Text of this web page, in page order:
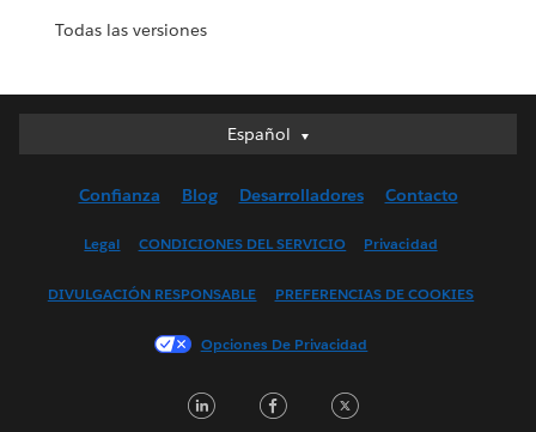
Todas las versiones
Español
Español
English (UK)
Français (France)
한국어
Confianza Blog Desarrolladores Contacto
Legal CONDICIONES DEL SERVICIO Privacidad
DIVULGACIÓN RESPONSABLE PREFERENCIAS DE COOKIES
Opciones De Privacidad
LinkedInFacebook